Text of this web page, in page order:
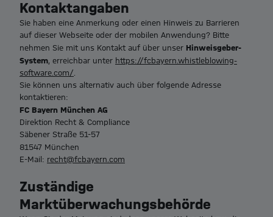
Kontaktangaben
Sie haben eine Anmerkung oder einen Hinweis zu Barrieren
auf dieser Webseite oder der mobilen Anwendung? Bitte
nehmen Sie mit uns Kontakt auf über unser Hinweisgeber-
System, erreichbar unter https://fcbayern.whistleblowing-
software.com/.
Sie können uns alternativ auch über folgende Adresse
kontaktieren:
FC Bayern München AG
Direktion Recht & Compliance
Säbener Straße 51-57
81547 München
E-Mail: recht@fcbayern.com
Zuständige
Marktüberwachungsbehörde